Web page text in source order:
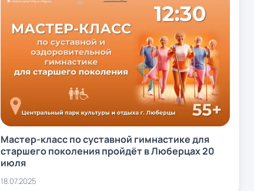
Мастер-класс по суставной гимнастике для
старшего поколения пройдёт в Люберцах 20
июля
18.07.2025